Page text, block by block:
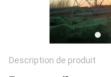
Description de produit